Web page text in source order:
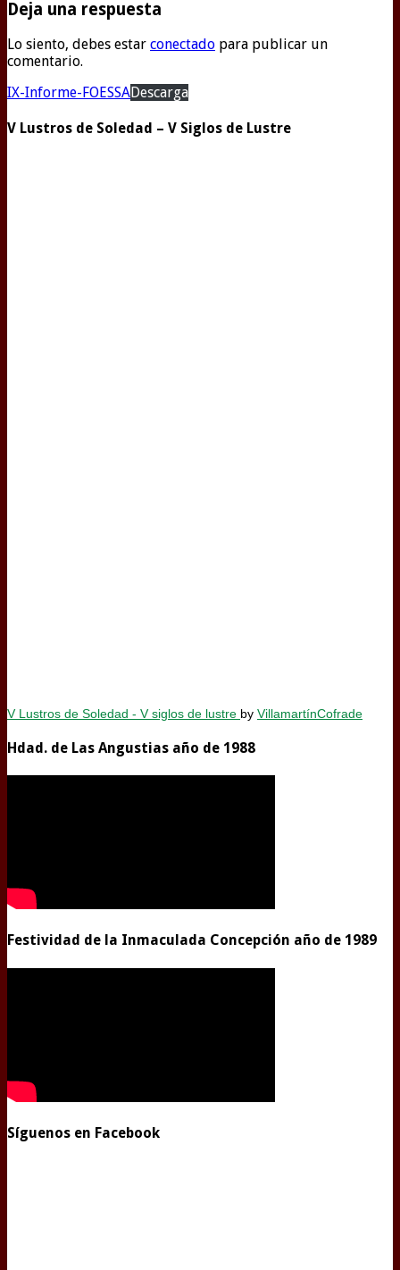
Deja una respuesta
Lo siento, debes estar conectado para publicar un
comentario.
IX-Informe-FOESSADescarga
V Lustros de Soledad – V Siglos de Lustre
V Lustros de Soledad - V siglos de lustre by VillamartínCofrade
Hdad. de Las Angustias año de 1988
Festividad de la Inmaculada Concepción año de 1989
Síguenos en Facebook